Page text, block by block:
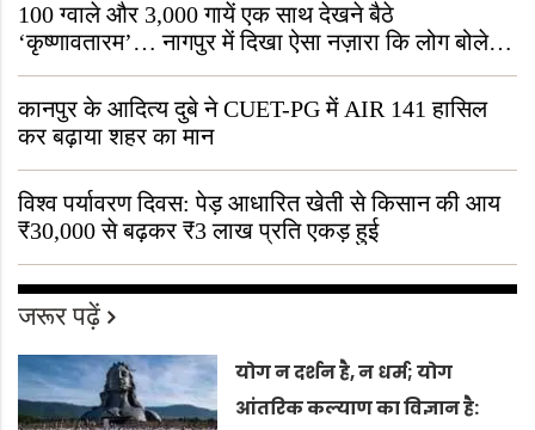
100 ग्वाले और 3,000 गायें एक साथ देखने बैठे
‘कृष्णावतारम’… नागपुर में दिखा ऐसा नज़ारा कि लोग बोले,
“ऐसा तो सिर्फ़ कृष्ण ही कर सकते हैं”
कानपुर के आदित्य दुबे ने CUET-PG में AIR 141 हासिल
कर बढ़ाया शहर का मान
विश्व पर्यावरण दिवस: पेड़ आधारित खेती से किसान की आय
₹30,000 से बढ़कर ₹3 लाख प्रति एकड़ हुई
जरूर पढ़ें
योग न दर्शन है, न धर्म; योग
आंतरिक कल्याण का विज्ञान है: